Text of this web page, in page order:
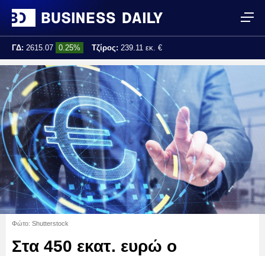
ΓΔ: 2615.07 0.25% Τζίρος: 239.11 εκ. €
Τελ. ενημέρωση: 17:25:01
Φώτο: Shutterstock
Στα 450 εκατ. ευρώ ο